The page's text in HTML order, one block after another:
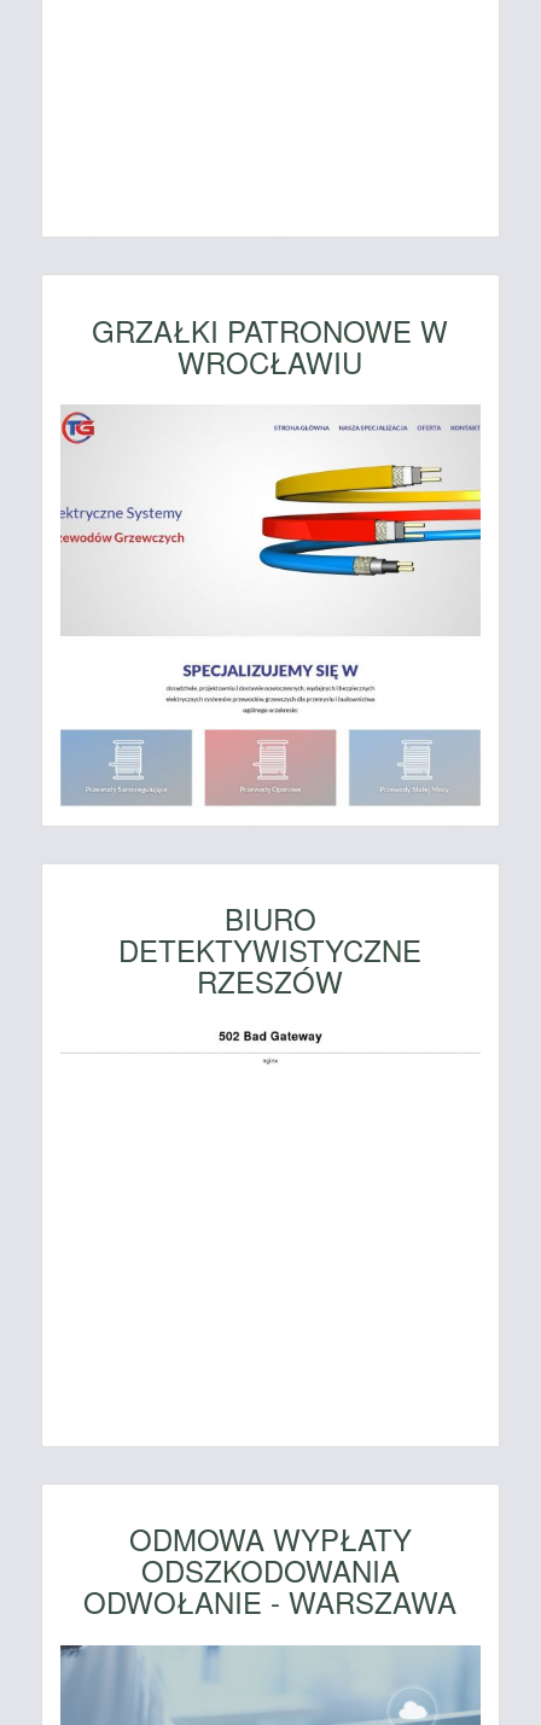
GRZAŁKI PATRONOWE W
WROCŁAWIU
BIURO
DETEKTYWISTYCZNE
RZESZÓW
ODMOWA WYPŁATY
ODSZKODOWANIA
ODWOŁANIE - WARSZAWA